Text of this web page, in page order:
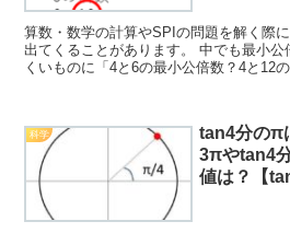
算数・数学の計算やSPIの問題を解く際
出てくることがあります。 中でも最小公
くいものに「4と6の最小公倍数？4と12
科学
tan4分のπ
3πやtan4
値は？【